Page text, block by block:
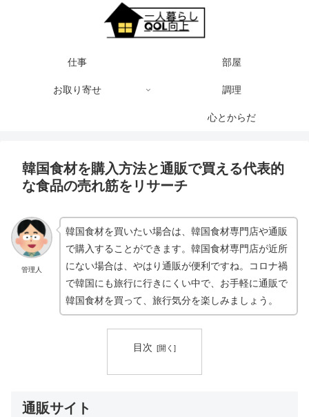
仕事 部屋
お取り寄せ 調理
心とからだ
韓国食材を購入方法と通販で買える代表的
な食品の売れ筋をリサーチ
管理人
韓国食材を買いたい場合は、韓国食材専門店や通販
で購入することができます。韓国食材専門店が近所
にない場合は、やはり通販が便利ですね。コロナ禍
で韓国にも旅行に行きにくい中で、お手軽に通販で
韓国食材を買って、旅行気分を楽しみましょう。
目次
通販サイト